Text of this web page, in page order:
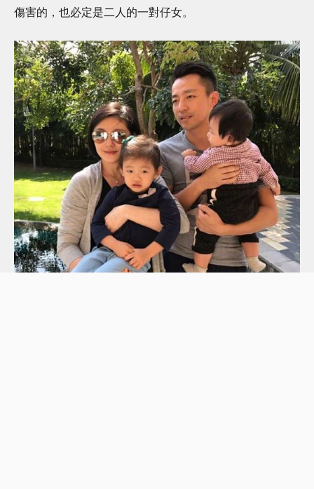
傷害的，也必定是二人的一對仔女。